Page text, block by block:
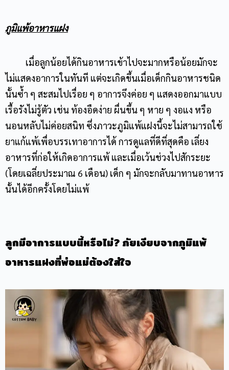
ภูมิแพ้อาหารแฝง
เมื่อลูกน้อยได้กินอาหารเข้าไปจะมากหรือน้อยมักจะ
ไม่แสดงอาการในทันที แต่จะเกิดขึ้นเมื่อเด็กกินอาหารชนิด
นั้นซ้ำ ๆ สะสมไปเรื่อย ๆ อาการจึงค่อย ๆ แสดงออกมาแบบ
เรื้อรังไม่รู้ตัว เช่น ท้องอืดง่าย ผื่นขึ้น ๆ หาย ๆ งอแง หรือ
นอนหลับไม่ค่อยสนิท ซึ่งภาวะภูมิแพ้แฝงนี้จะไม่สามารถใช้
ยาแก้แพ้เพื่อบรรเทาอาการได้ การดูแลที่ดีที่สุดคือ เลี่ยง
อาหารที่ก่อให้เกิดอาการแพ้ และเมื่อเว้นช่วงไปสักระยะ
(โดยเฉลี่ยประมาณ 6 เดือน) เด็ก ๆ มักจะกลับมาทานอาหาร
นั้นได้อีกครั้งโดยไม่แพ้
ลูกมีอาการแบบนี้หรือไม่?ภัยเงียบจากภูมิแพ้
อาหารแฝงที่พ่อแม่ต้องใส่ใจ